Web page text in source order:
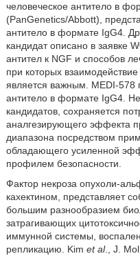
человеческое антитело в
(PanGenetics/Abbott),
антитело в формате IgG4.
кандидат описано в заявке
антител к NGF и способов
при которых
является важным. MEDI-578
антитело в формате IgG4.
кандидатов, сохраняется
аналгезирующего эффекта
диапазона посредством
обладающего усиленной
профилем безопасности.
Фактор некроза опухоли-
кахектином, представляет
большим разнообразием
затрагивающих
иммунной системы,
репликацию. Kim et al., J.